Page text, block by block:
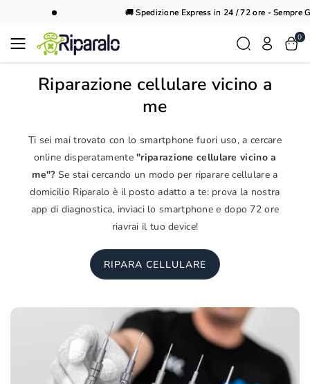
🚚 Spedizione Express in 24 / 72 ore - Sempre
0
Riparazione cellulare vicino a
me
Ti sei mai trovato con lo smartphone fuori uso, a cercare
online disperatamente"riparazione cellulare vicino a
me"?Se stai cercando un modo per riparare cellulare a
domicilio Riparalo è il posto adatto a te: prova la nostra
app di diagnostica, inviaci lo smartphone e dopo 72 ore
riavrai il tuo device!
RIPARA CELLULARE